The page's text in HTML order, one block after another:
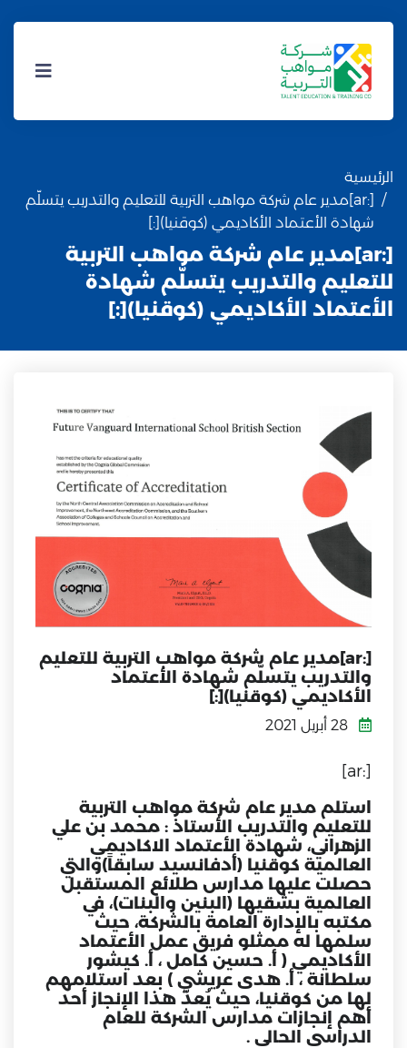
الرئيسية
[:ar]مدير عام شركة مواهب التربية للتعليم والتدريب يتسلّم
شهادة الأعتماد الأكاديمي (كوقنيا)[:]
[:ar]مدير عام شركة مواهب التربية
للتعليم والتدريب يتسلّم شهادة
الأعتماد الأكاديمي (كوقنيا)[:]
[:ar]مدير عام شركة مواهب التربية للتعليم
والتدريب يتسلّم شهادة الأعتماد
الأكاديمي (كوقنيا)[:]
[:ar]
استلم مدير عام شركة مواهب التربية
للتعليم والتدريب الأستاذ : محمد بن علي
الزهراني، شهادة الأعتماد الاكاديمي
العالمية كوقنيا (أدفانسيد سابقاً)والتي
حصلت عليها مدارس طلائع المستقبل
العالمية بشقيها (البنين والبنات)، في
مكتبه بالإدارة العامة بالشركة، حيث
سلمها له ممثلو فريق عمل الأعتماد
الأكاديمي ( أ. حسين كامل ، أ. كيشور
سلطانة ، أ. هدى عريشي ) بعد استلامهم
لها من كوقنيا، حيث يُعدّ هذا الإنجاز أحد
أهم إنجازات مدارس الشركة للعام
الدراسي الحالي .